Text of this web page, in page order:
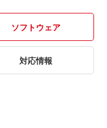
ソフトウェア
対応情報